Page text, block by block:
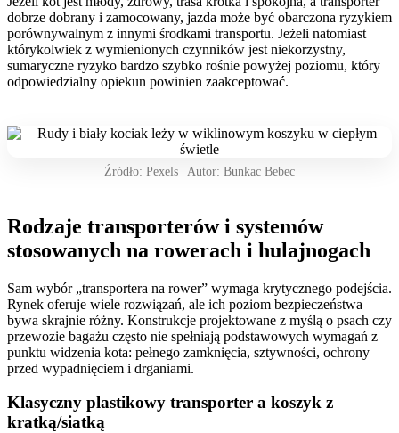
dobrze dobrany i zamocowany, jazda może być obarczona ryzykiem
porównywalnym z innymi środkami transportu. Jeżeli natomiast
którykolwiek z wymienionych czynników jest niekorzystny,
sumaryczne ryzyko bardzo szybko rośnie powyżej poziomu, który
odpowiedzialny opiekun powinien zaakceptować.
Źródło: Pexels | Autor: Bunkac Bebec
Rodzaje transporterów i systemów
stosowanych na rowerach i hulajnogach
Sam wybór „transportera na rower” wymaga krytycznego podejścia.
Rynek oferuje wiele rozwiązań, ale ich poziom bezpieczeństwa
bywa skrajnie różny. Konstrukcje projektowane z myślą o psach czy
przewozie bagażu często nie spełniają podstawowych wymagań z
punktu widzenia kota: pełnego zamknięcia, sztywności, ochrony
przed wypadnięciem i drganiami.
Klasyczny plastikowy transporter a koszyk z
kratką/siatką